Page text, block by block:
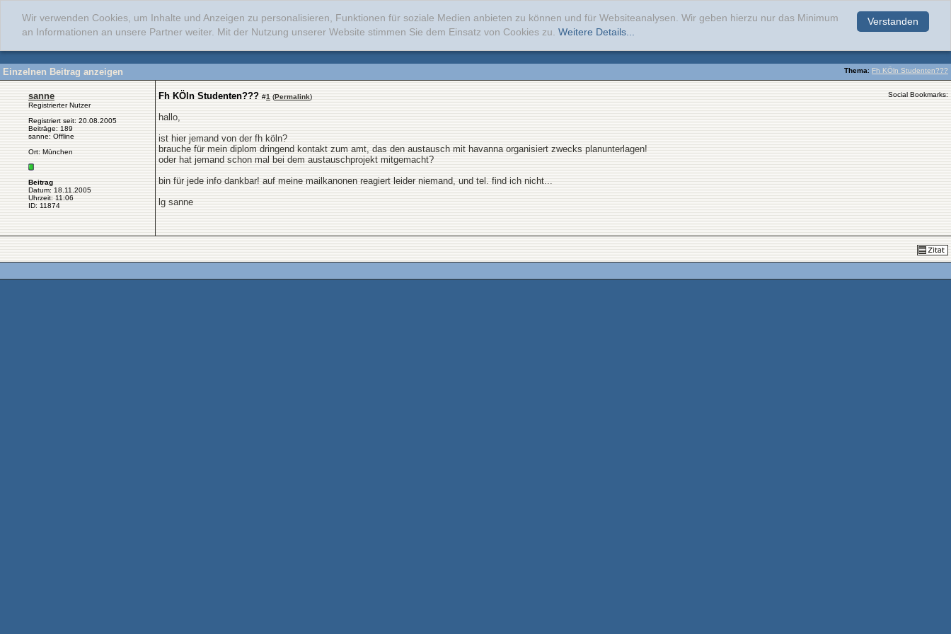
Verstanden
Wir verwenden Cookies, um Inhalte und Anzeigen zu personalisieren, Funktionen für soziale Medien anbieten zu können und für Websiteanalysen. Wir geben hierzu nur das Minimum
an Informationen an unsere Partner weiter. Mit der Nutzung unserer Website stimmen Sie dem Einsatz von Cookies zu. Weitere Details...
Thema: Fh KÖln Studenten???
Einzelnen Beitrag anzeigen
sanne
Registrierter Nutzer
Registriert seit: 20.08.2005
Beiträge: 189
sanne: Offline
Ort: München
Beitrag
Datum: 18.11.2005
Uhrzeit: 11:06
ID: 11874
Fh KÖln Studenten??? #1 (Permalink) Social Bookmarks:
hallo,
ist hier jemand von der fh köln?
brauche für mein diplom dringend kontakt zum amt, das den austausch mit havanna organisiert zwecks planunterlagen!
oder hat jemand schon mal bei dem austauschprojekt mitgemacht?
bin für jede info dankbar! auf meine mailkanonen reagiert leider niemand, und tel. find ich nicht...
lg sanne